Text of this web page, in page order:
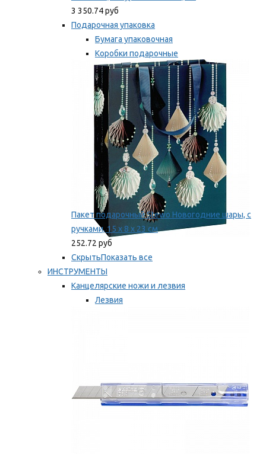
3 350.74 руб
Подарочная упаковка
Бумага упаковочная
Коробки подарочные
Ленты, бобины
Мы рекомендуем
Пакет подарочный Stewo Новогодние шары, с
ручками, 15 х 8 х 23 см
252.72 руб
СкрытьПоказать все
ИНСТРУМЕНТЫ
Канцелярские ножи и лезвия
Лезвия